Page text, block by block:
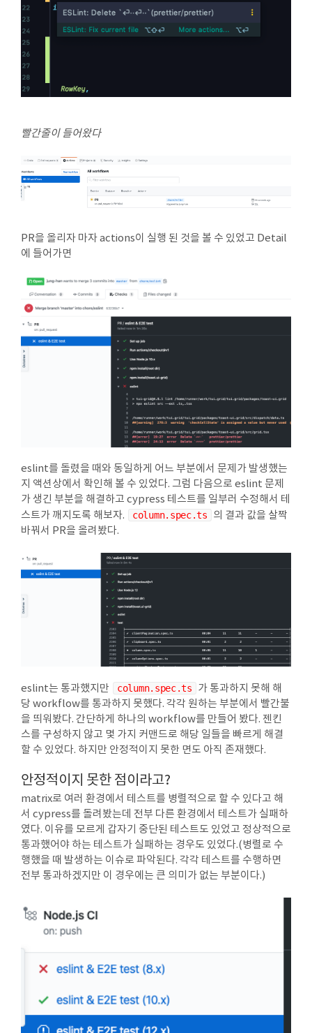
빨간줄이 들어왔다
PR을 올리자 마자 actions이 실행 된 것을 볼 수 있었고 Detail
에 들어가면
eslint를 돌렸을 때와 동일하게 어느 부분에서 문제가 발생했는
지 액션상에서 확인해 볼 수 있었다. 그럼 다음으로 eslint 문제
가 생긴 부분을 해결하고 cypress 테스트를 일부러 수정해서 테
스트가 깨지도록 해보자.
column.spec.ts
의 결과 값을 살짝
바꿔서 PR을 올려봤다.
eslint는 통과했지만 column.spec.ts
가 통과하지 못해 해
당 workflow를 통과하지 못했다. 각각 원하는 부분에서 빨간불
을 띄워봤다. 간단하게 하나의 workflow를 만들어 봤다. 젠킨
스를 구성하지 않고 몇 가지 커맨드로 해당 일들을 빠르게 해결
할 수 있었다. 하지만 안정적이지 못한 면도 아직 존재했다.
안정적이지 못한 점이라고?
matrix로 여러 환경에서 테스트를 병렬적으로 할 수 있다고 해
서 cypress를 돌려봤는데 전부 다른 환경에서 테스트가 실패하
였다. 이유를 모르게 갑자기 중단된 테스트도 있었고 정상적으로
통과했어야 하는 테스트가 실패하는 경우도 있었다.(병렬로 수
행했을 때 발생하는 이슈로 파악된다. 각각 테스트를 수행하면
전부 통과하겠지만 이 경우에는 큰 의미가 없는 부분이다.)